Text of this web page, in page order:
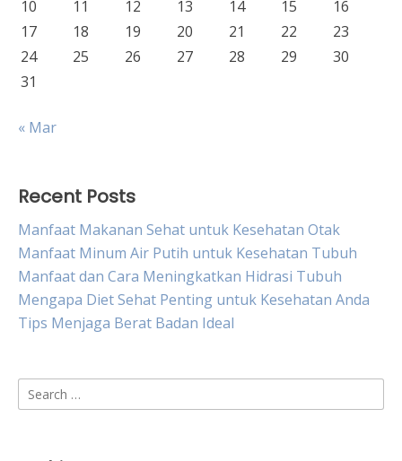
10
11 12 13 14 15
16
17
18 19 20 21 22
23
24
25 26 27 28 29
30
31
« Mar
Recent Posts
Manfaat Makanan Sehat untuk Kesehatan Otak
Manfaat Minum Air Putih untuk Kesehatan Tubuh
Manfaat dan Cara Meningkatkan Hidrasi Tubuh
Mengapa Diet Sehat Penting untuk Kesehatan Anda
Tips Menjaga Berat Badan Ideal
Search
for: